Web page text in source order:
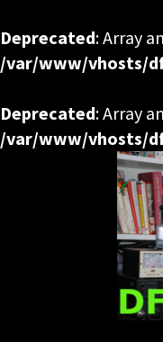
Deprecated: Array
/var/www/vhosts/
Deprecated: Array
/var/www/vhosts/